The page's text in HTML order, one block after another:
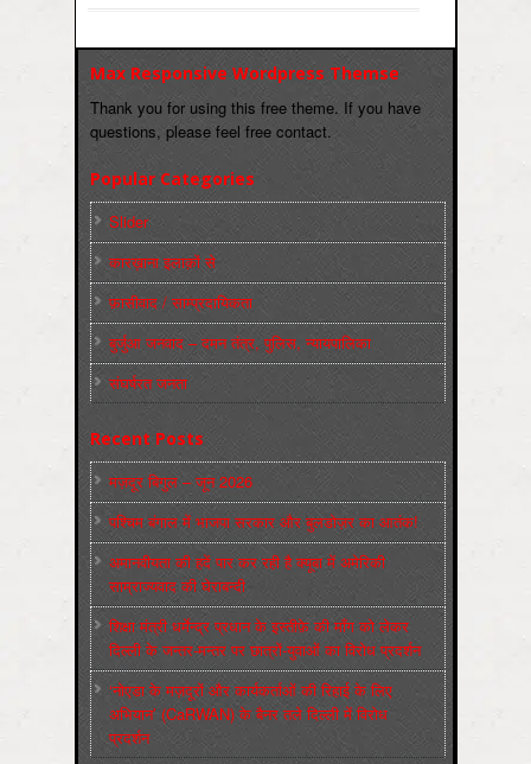
Max Responsive Wordpress Themse
Thank you for using this free theme. If you have
questions, please feel free contact.
Popular Categories
Slider
कारख़ाना इलाक़ों से
फ़ासीवाद / साम्‍प्रदायिकता
बुर्जुआ जनवाद – दमन तंत्र, पुलिस, न्‍यायपालिका
संघर्षरत जनता
Recent Posts
मज़दूर बिगुल – जून 2026
पश्चिम बंगाल में भाजपा सरकार और बुलडोज़र का आतंक!
अमानवीयता की हदें पार कर रही है क्यूबा में अमेरिकी
साम्राज्यवाद की घेराबन्दी
शिक्षा मंत्री धर्मेन्द्र प्रधान के इस्तीफ़े की माँग को लेकर
दिल्ली के जन्तर-मन्तर पर छात्रों-युवाओं का विरोध प्रदर्शन
‘नोएडा के मज़दूरों और कार्यकर्ताओं की रिहाई के लिए
अभियान’ (CaRWAN) के बैनर तले दिल्ली में विरोध
प्रदर्शन